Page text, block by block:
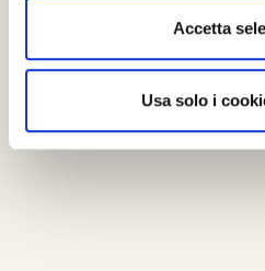
Accetta
Usa solo i